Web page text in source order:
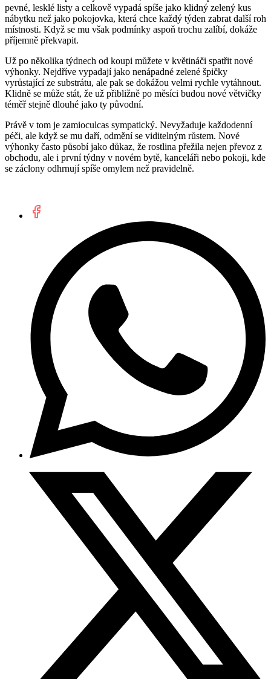
pevné, lesklé listy a celkově vypadá spíše jako klidný zelený kus
nábytku než jako pokojovka, která chce každý týden zabrat další roh
místnosti. Když se mu však podmínky aspoň trochu zalíbí, dokáže
příjemně překvapit.
Už po několika týdnech od koupi můžete v květináči spatřit nové
výhonky. Nejdříve vypadají jako nenápadné zelené špičky
vyrůstající ze substrátu, ale pak se dokážou velmi rychle vytáhnout.
Klidně se může stát, že už přibližně po měsíci budou nové větvičky
téměř stejně dlouhé jako ty původní.
Právě v tom je zamioculcas sympatický. Nevyžaduje každodenní
péči, ale když se mu daří, odmění se viditelným růstem. Nové
výhonky často působí jako důkaz, že rostlina přežila nejen převoz z
obchodu, ale i první týdny v novém bytě, kanceláři nebo pokoji, kde
se záclony odhrnují spíše omylem než pravidelně.